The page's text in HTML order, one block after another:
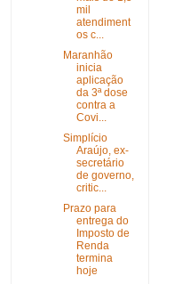
mil
atendiment
os c...
Maranhão
inicia
aplicação
da 3ª dose
contra a
Covi...
Simplício
Araújo, ex-
secretário
de governo,
critic...
Prazo para
entrega do
Imposto de
Renda
termina
hoje